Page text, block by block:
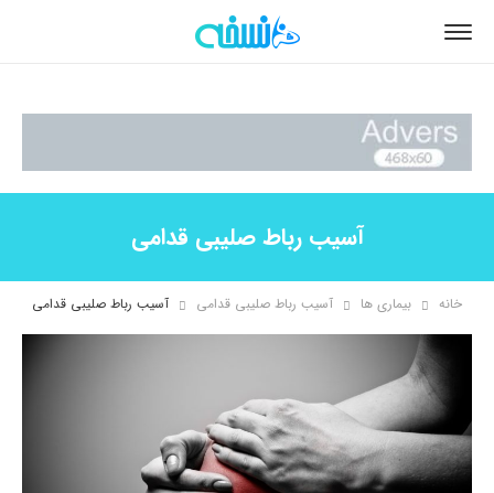
آسیب رباط صلیبی قدامی
خانه بیماری ها آسیب رباط صلیبی قدامی آسیب رباط صلیبی قدامی